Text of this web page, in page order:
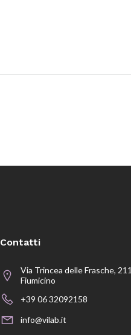
Contatti
Via Trincea delle Frasche, 211
Fiumicino
+39 06 32092158
info@vilab.it